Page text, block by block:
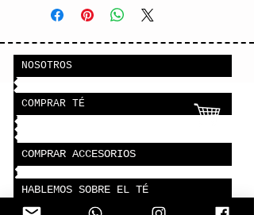
NOSOTROS
COMPRAR TÉ
COMPRAR ACCESORIOS
HABLEMOS SOBRE EL TÉ